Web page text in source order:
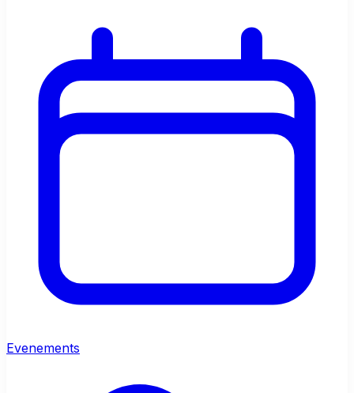
Evenements